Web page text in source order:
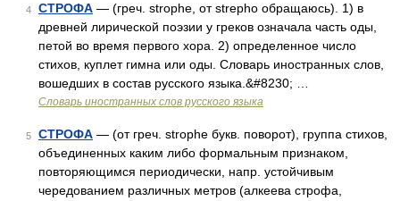
4 СТРОФА — (греч. strophe, от strepho обращаюсь). 1) в
древней лирической поэзии у греков означала часть оды,
петой во время первого хора. 2) определенное число
стихов, куплет гимна или оды. Словарь иностранных слов,
вошедших в состав русского языка.&#8230; …
Словарь иностранных слов русского языка
5 СТРОФА — (от греч. strophe букв. поворот), группа стихов,
объединенных каким либо формальным признаком,
повторяющимся периодически, напр. устойчивым
чередованием различных метров (алкеева строфа,